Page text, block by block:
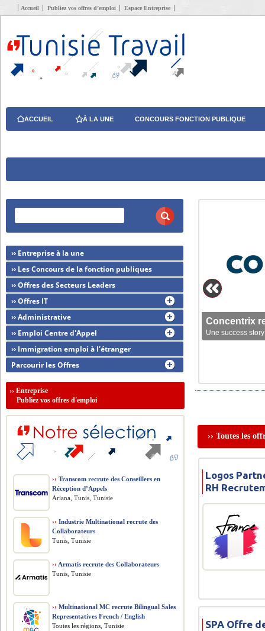
Accueil Publiez vos offres d’emploi Espace Entreprise
ACCUEIL À LA UNE CONCOURS FONCTION PUBLIQUE
Concentrix
Une success
›› Toutes les
Logos
RH
SPA Offre
›› Entreprise à la une
›› Les Concours de la fonction publiques
›› Offres des Secteurs Leaders
›› Offres IT
›› Administrative
›› Emploi Centre d'Appel
›› Immigration emploi à l'étranger
Parcourir les Offres
››Entreprise
Publiez vos offres d'emploi
›› Transcom recrute des Conseillers en
Réception d’Appels
Ariana, Tunis, Tunisie
›› Industrie Multinational recrute des
Collaborateurs
Tunis, Tunisie
›› Armatis recrute des Collaborateurs
Tunis, Tunisie
›› Multinational MC recrute Bilingual Sales
Representatives French / English
Toutes les régions, Tunisie